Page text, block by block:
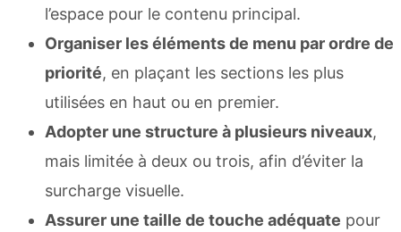
l’espace pour le contenu principal.
Organiser les éléments de menu par ordre de
priorité, en plaçant les sections les plus
utilisées en haut ou en premier.
Adopter une structure à plusieurs niveaux,
mais limitée à deux ou trois, afin d’éviter la
surcharge visuelle.
Assurer une taille de touche adéquate pour